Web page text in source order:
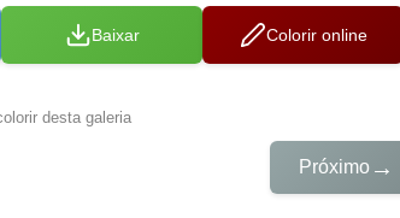
Baixar Colorir online
desta galeria
Próximo →